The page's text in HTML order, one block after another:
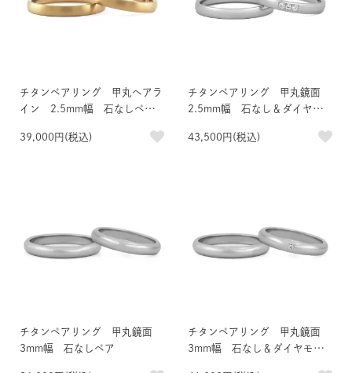
チタンペアリング 甲丸ヘアラ
イン 2.5mm幅 石なしペ
39,000円(税込)
チタンペアリング 甲丸鏡面
2.5mm幅 石なし＆ダイヤモ
43,500円(税込)
チタンペアリング 甲丸鏡面
3mm幅 石なしペア
チタンペアリング 甲丸鏡面
3mm幅 石なし＆ダイヤモン